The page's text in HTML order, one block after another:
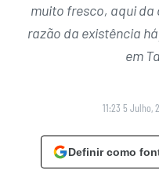
muito fresco, aqui da
razão da existência
em
11:23 5 Julho,
Definir como